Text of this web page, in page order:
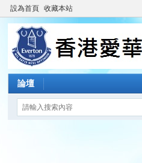
設為首頁 收藏本站
論壇